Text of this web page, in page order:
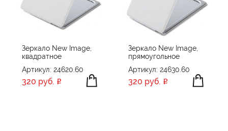
ПРИМЕНИТЬ СБРОСИТЬ
Зеркало New Image,
квадратное
Артикул: 24620.60
320 руб.
Зеркало New Image,
прямоугольное
Артикул: 24630.60
320 руб.